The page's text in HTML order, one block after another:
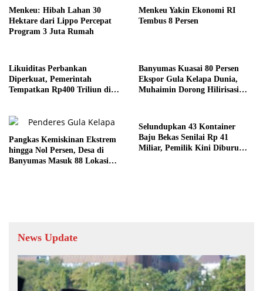
Menkeu: Hibah Lahan 30
Hektare dari Lippo Percepat
Program 3 Juta Rumah
Menkeu Yakin Ekonomi RI
Tembus 8 Persen
Likuiditas Perbankan
Diperkuat, Pemerintah
Tempatkan Rp400 Triliun di
Banyumas Kuasai 80 Persen
Ekspor Gula Kelapa Dunia,
Muhaimin Dorong Hilirisasi
Pangkas Kemiskinan Ekstrem
hingga Nol Persen, Desa di
Banyumas Masuk 88 Lokasi
Selundupkan 43 Kontainer
Baju Bekas Senilai Rp 41
Miliar, Pemilik Kini Diburu
News Update